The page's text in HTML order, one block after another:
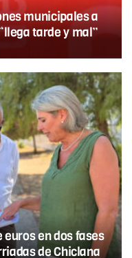
municipales a
tarde y mal”
euros en dos fases
de Chiclana